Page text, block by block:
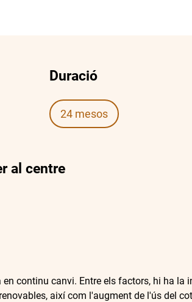
Duració
24 mesos
al centre
continu canvi. Entre els factors, hi ha la
així com l'augment de l'ús del